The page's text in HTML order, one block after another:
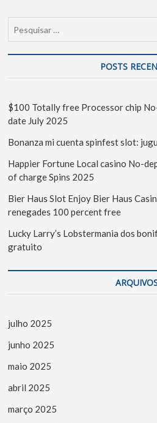
POSTS
$100 Totally free Processor chip
date July 2025
Bonanza mi cuenta spinfest slot:
Happier Fortune Local casino No-
of charge Spins 2025
Bier Haus Slot Enjoy Bier Haus
renegades 100 percent free
Lucky Larry’s Lobstermania dos
gratuito
julho 2025
junho 2025
maio 2025
abril 2025
março 2025